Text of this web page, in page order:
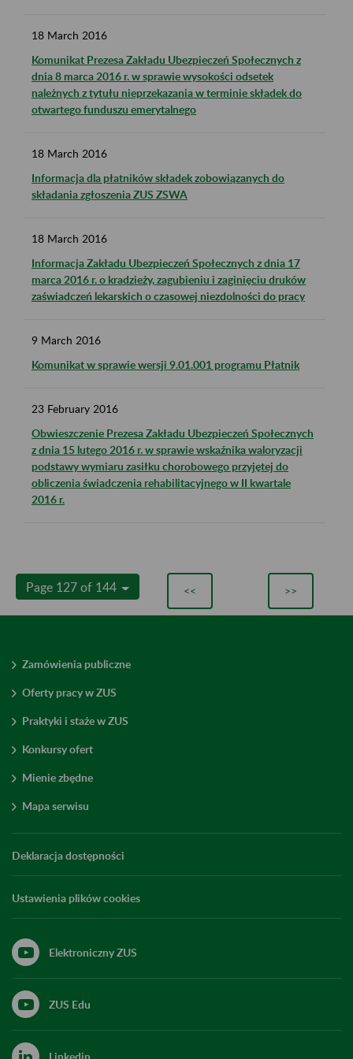
18 March 2016
Komunikat Prezesa Zakładu Ubezpieczeń Społecznych z
dnia 8 marca 2016 r. w sprawie wysokości odsetek
należnych z tytułu nieprzekazania w terminie składek do
otwartego funduszu emerytalnego
18 March 2016
Informacja dla płatników składek zobowiązanych do
składania zgłoszenia ZUS ZSWA
18 March 2016
Informacja Zakładu Ubezpieczeń Społecznych z dnia 17
marca 2016 r. o kradzieży, zagubieniu i zaginięciu druków
zaświadczeń lekarskich o czasowej niezdolności do pracy
9 March 2016
Komunikat w sprawie wersji 9.01.001 programu Płatnik
23 February 2016
Obwieszczenie Prezesa Zakładu Ubezpieczeń Społecznych
z dnia 15 lutego 2016 r. w sprawie wskaźnika waloryzacji
podstawy wymiaru zasiłku chorobowego przyjętej do
obliczenia świadczenia rehabilitacyjnego w II kwartale
2016 r.
Page 127 of 144 << >>
Zamówienia publiczne
Oferty pracy w ZUS
Praktyki i staże w ZUS
Konkursy ofert
Mienie zbędne
Mapa serwisu
Deklaracja dostępności
Ustawienia plików cookies
Elektroniczny ZUS
ZUS Edu
Linkedin